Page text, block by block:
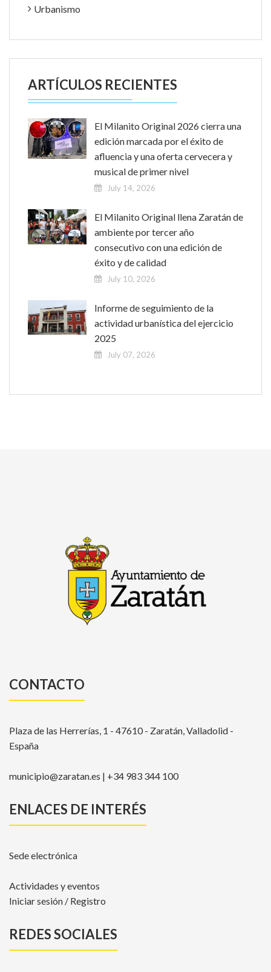
Urbanismo
ARTÍCULOS RECIENTES
El Milanito Original 2026 cierra una
edición marcada por el éxito de
afluencia y una oferta cervecera y
musical de primer nivel
July 14, 2026
El Milanito Original llena Zaratán de
ambiente por tercer año
consecutivo con una edición de
éxito y de calidad
July 10, 2026
Informe de seguimiento de la
actividad urbanística del ejercicio
2025
July 07, 2026
CONTACTO
Plaza de las Herrerías, 1 - 47610 - Zaratán, Valladolid -
España
municipio@zaratan.es | +34 983 344 100
ENLACES DE INTERÉS
Sede electrónica
Actividades y eventos
Iniciar sesión / Registro
REDES SOCIALES